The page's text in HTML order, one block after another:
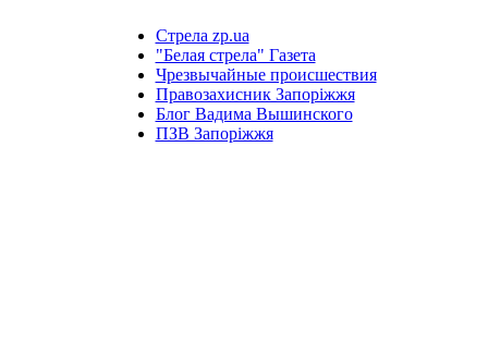
Стрела zp.ua
"Белая стрела" Газета
Чрезвычайные происшествия
Правозахисник Запоріжжя
Блог Вадима Вышинского
ПЗВ Запоріжжя